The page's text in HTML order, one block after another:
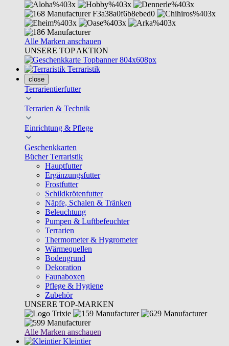
Alle Marken anschauen
UNSERE TOP AKTION
Terraristik
close
Terrarientierfutter
Terrarien & Technik
Einrichtung & Pflege
Geschenkkarten
Bücher Terraristik
Hauptfutter
Ergänzungsfutter
Frostfutter
Schildkrötenfutter
Näpfe, Schalen & Tränken
Beleuchtung
Pumpen & Luftbefeuchter
Terrarien
Thermometer & Hygrometer
Wärmequellen
Bodengrund
Dekoration
Faunaboxen
Pflege & Hygiene
Zubehör
UNSERE TOP-MARKEN
Alle Marken anschauen
Kleintier